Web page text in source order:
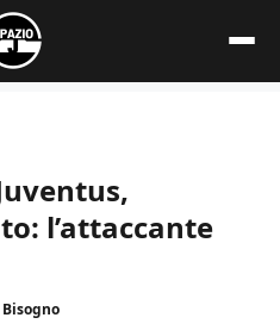
l’attaccante